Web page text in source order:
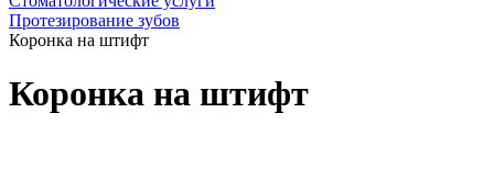
Протезирование зубов
Коронка на штифт
Коронка на штифт